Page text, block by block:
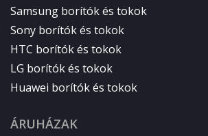
Samsung borítók és tokok
Sony borítók és tokok
HTC borítók és tokok
LG borítók és tokok
Huawei borítók és tokok
ÁRUHÁZAK